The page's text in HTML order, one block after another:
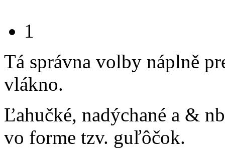
1
Tá správna volby náplně
vlákno.
Ľahučké, nadýchané a &
vo forme tzv. guľôčok.